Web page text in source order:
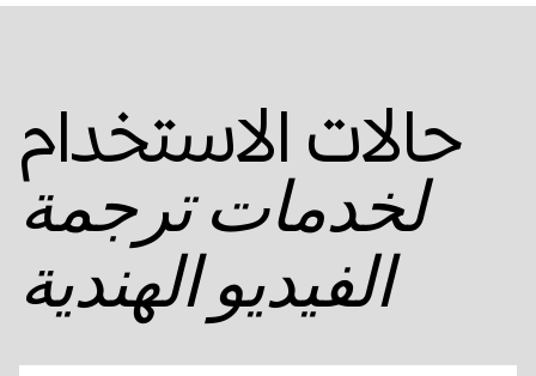
حالات الاستخدام
لخدمات ترجمة
الفيديو الهندية